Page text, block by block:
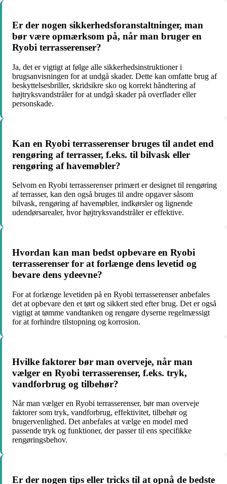
Er der nogen sikkerhedsforanstaltninger, man
bør være opmærksom på, når man bruger en
Ryobi terrasserenser?
Ja, det er vigtigt at følge alle sikkerhedsinstruktioner i
brugsanvisningen for at undgå skader. Dette kan omfatte brug af
beskyttelsesbriller, skridsikre sko og korrekt håndtering af
højtryksvandstråler for at undgå skader på overflader eller
personskade.
Kan en Ryobi terrasserenser bruges til andet end
rengøring af terrasser, f.eks. til bilvask eller
rengøring af havemøbler?
Selvom en Ryobi terrasserenser primært er designet til rengøring
af terrasser, kan den også bruges til andre opgaver såsom
bilvask, rengøring af havemøbler, indkørsler og lignende
udendørsarealer, hvor højtryksvandstråler er effektive.
Hvordan kan man bedst opbevare en Ryobi
terrasserenser for at forlænge dens levetid og
bevare dens ydeevne?
For at forlænge levetiden på en Ryobi terrasserenser anbefales
det at opbevare den et tørt og sikkert sted efter brug. Det er også
vigtigt at tømme vandtanken og rengøre dyserne regelmæssigt
for at forhindre tilstopning og korrosion.
Hvilke faktorer bør man overveje, når man
vælger en Ryobi terrasserenser, f.eks. tryk,
vandforbrug og tilbehør?
Når man vælger en Ryobi terrasserenser, bør man overveje
faktorer som tryk, vandforbrug, effektivitet, tilbehør og
brugervenlighed. Det anbefales at vælge en model med
passende tryk og funktioner, der passer til ens specifikke
rengøringsbehov.
Er der nogen tips eller tricks til at opnå de bedste